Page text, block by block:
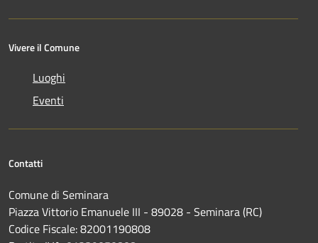
Vivere il Comune
Luoghi
Eventi
Contatti
Comune di Seminara
Piazza Vittorio Emanuele III - 89028 - Seminara (RC)
Codice Fiscale: 82001190808